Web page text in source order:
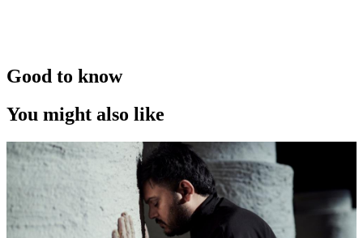
Good to know
You might also like